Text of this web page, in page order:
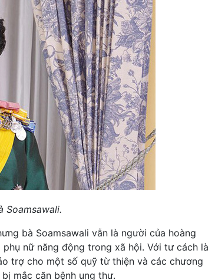
Soamsawali.
bà Soamsawali vẫn là người của hoàng
nữ năng động trong xã hội. Với tư cách là
trợ cho một số quỹ từ thiện và các chương
mắc căn bệnh ung thư.